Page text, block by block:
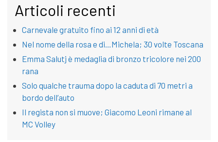
Articoli recenti
Carnevale gratuito fino ai 12 anni di età
Nel nome della rosa e di…Michela; 30 volte Toscana
Emma Salutj è medaglia di bronzo tricolore nei 200
rana
Solo qualche trauma dopo la caduta di 70 metri a
bordo dell’auto
Il regista non si muove; Giacomo Leoni rimane al
MC Volley